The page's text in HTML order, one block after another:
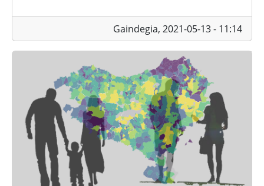
Gaindegia, 2021-05-13 - 11:14